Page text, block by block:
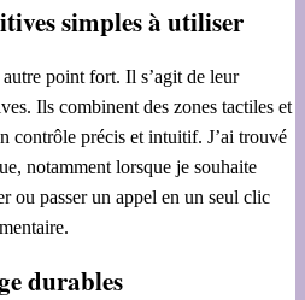
simples à utiliser
point fort. Il s’agit de leur
Ils combinent des zones tactiles et
contrôle précis et intuitif. J’ai trouvé
notamment lorsque je souhaite
ou passer un appel en un seul clic
durables